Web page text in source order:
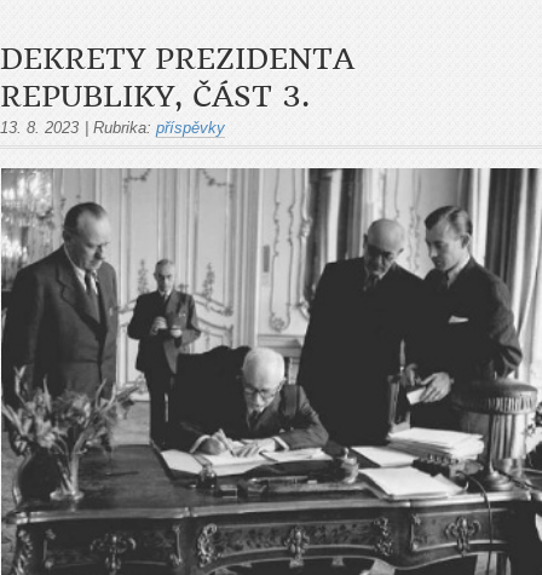
DEKRETY PREZIDENTA
REPUBLIKY, ČÁST 3.
13. 8. 2023 | Rubrika: příspěvky